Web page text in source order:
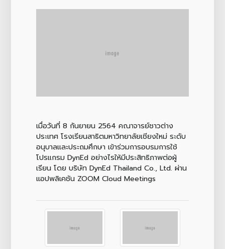
เมื่อวันที่ 8 กันยายน 2564 คณาจารย์ชาวต่าง
ประเทศ โรงเรียนสาธิตมหาวิทยาลัยเชียงใหม่ ระดับ
อนุบาลและประถมศึกษา เข้าร่วมการอบรมการใช้
โปรแกรม DynEd อย่างไรให้มีประสิทธิภาพต่อผู้
เรียน โดย บริษัท DynEd Thailand Co., Ltd. ผ่าน
แอปพลิเคชัน ‎ZOOM Cloud Meetings